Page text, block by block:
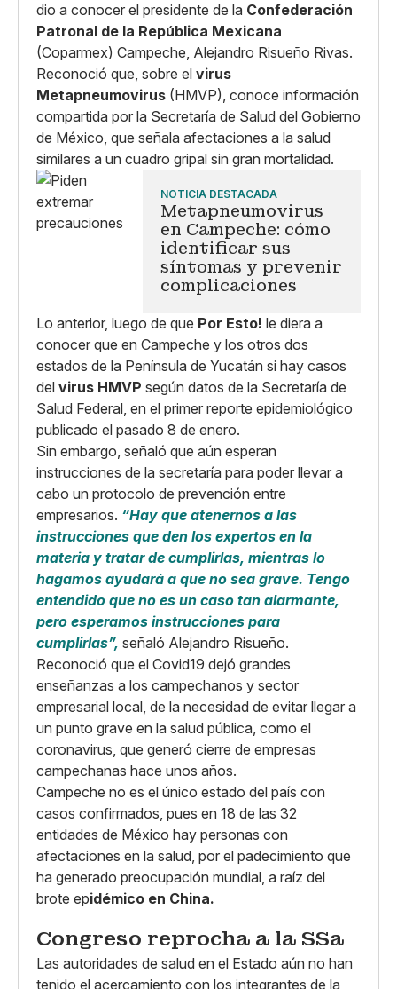
dio a conocer el presidente de la Confederación
Patronal de la República Mexicana
(Coparmex) Campeche, Alejandro Risueño Rivas.
Reconoció que, sobre el virus
Metapneumovirus (HMVP), conoce información
compartida por la Secretaría de Salud del Gobierno
de México, que señala afectaciones a la salud
similares a un cuadro gripal sin gran mortalidad.
NOTICIA DESTACADA
Metapneumovirus
en Campeche: cómo
identificar sus
síntomas y prevenir
complicaciones
Lo anterior, luego de que Por Esto! le diera a
conocer que en Campeche y los otros dos
estados de la Península de Yucatán si hay casos
del virus HMVP según datos de la Secretaría de
Salud Federal, en el primer reporte epidemiológico
publicado el pasado 8 de enero.
Sin embargo, señaló que aún esperan
instrucciones de la secretaría para poder llevar a
cabo un protocolo de prevención entre
empresarios. “Hay que atenernos a las
instrucciones que den los expertos en la
materia y tratar de cumplirlas, mientras lo
hagamos ayudará a que no sea grave. Tengo
entendido que no es un caso tan alarmante,
pero esperamos instrucciones para
cumplirlas”, señaló Alejandro Risueño.
Reconoció que el Covid19 dejó grandes
enseñanzas a los campechanos y sector
empresarial local, de la necesidad de evitar llegar a
un punto grave en la salud pública, como el
coronavirus, que generó cierre de empresas
campechanas hace unos años.
Campeche no es el único estado del país con
casos confirmados, pues en 18 de las 32
entidades de México hay personas con
afectaciones en la salud, por el padecimiento que
ha generado preocupación mundial, a raíz del
brote epidémico en China.
Congreso reprocha a la SSa
Las autoridades de salud en el Estado aún no han
tenido el acercamiento con los integrantes de la